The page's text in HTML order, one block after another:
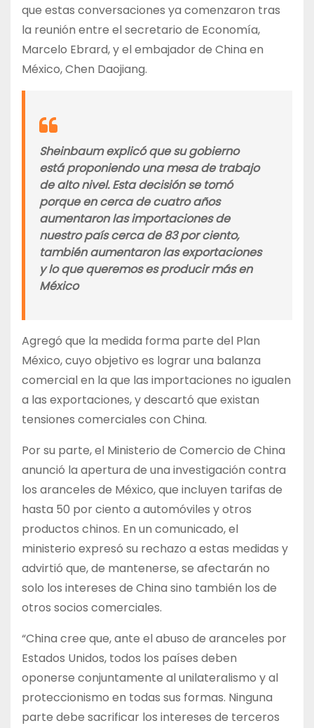
que estas conversaciones ya comenzaron tras
la reunión entre el secretario de Economía,
Marcelo Ebrard, y el embajador de China en
México, Chen Daojiang.
Sheinbaum explicó que su gobierno
está proponiendo una mesa de trabajo
de alto nivel. Esta decisión se tomó
porque en cerca de cuatro años
aumentaron las importaciones de
nuestro país cerca de 83 por ciento,
también aumentaron las exportaciones
y lo que queremos es producir más en
México
Agregó que la medida forma parte del Plan
México, cuyo objetivo es lograr una balanza
comercial en la que las importaciones no igualen
a las exportaciones, y descartó que existan
tensiones comerciales con China.
Por su parte, el Ministerio de Comercio de China
anunció la apertura de una investigación contra
los aranceles de México, que incluyen tarifas de
hasta 50 por ciento a automóviles y otros
productos chinos. En un comunicado, el
ministerio expresó su rechazo a estas medidas y
advirtió que, de mantenerse, se afectarán no
solo los intereses de China sino también los de
otros socios comerciales.
“China cree que, ante el abuso de aranceles por
Estados Unidos, todos los países deben
oponerse conjuntamente al unilateralismo y al
proteccionismo en todas sus formas. Ninguna
parte debe sacrificar los intereses de terceros